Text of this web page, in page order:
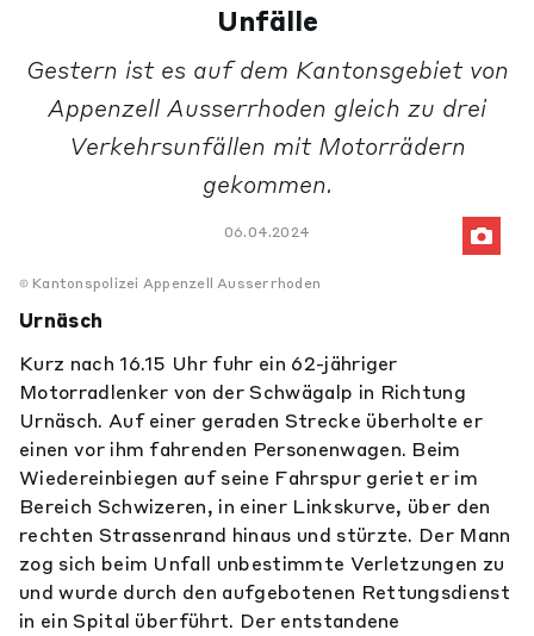
Unfälle
Gestern ist es auf dem Kantonsgebiet von
Appenzell Ausserrhoden gleich zu drei
Verkehrsunfällen mit Motorrädern
gekommen.
06.04.2024
Kantonspolizei Appenzell Ausserrhoden
Urnäsch
Kurz nach 16.15 Uhr fuhr ein 62-jähriger
Motorradlenker von der Schwägalp in Richtung
Urnäsch. Auf einer geraden Strecke überholte er
einen vor ihm fahrenden Personenwagen. Beim
Wiedereinbiegen auf seine Fahrspur geriet er im
Bereich Schwizeren, in einer Linkskurve, über den
rechten Strassenrand hinaus und stürzte. Der Mann
zog sich beim Unfall unbestimmte Verletzungen zu
und wurde durch den aufgebotenen Rettungsdienst
in ein Spital überführt. Der entstandene